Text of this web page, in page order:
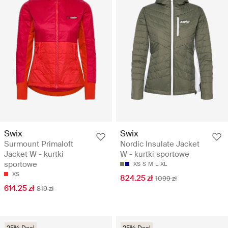
Swix
Surmount Primaloft
Jacket W - kurtki
sportowe
XS
614.25 zł 819 zł
Swix
Nordic Insulate Jacket
W - kurtki sportowe
XS S M L XL
824.25 zł 1099 zł